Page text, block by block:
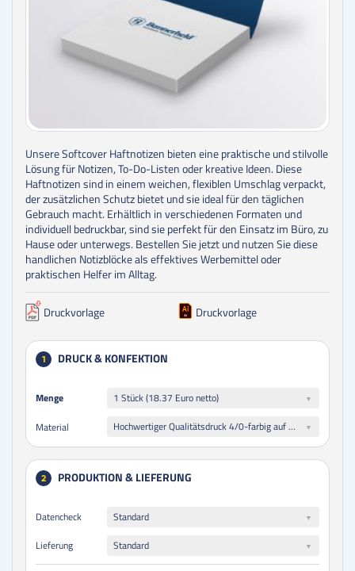
Unsere Softcover Haftnotizen bieten eine praktische und stilvolle
Lösung für Notizen, To-Do-Listen oder kreative Ideen. Diese
Haftnotizen sind in einem weichen, flexiblen Umschlag verpackt,
der zusätzlichen Schutz bietet und sie ideal für den täglichen
Gebrauch macht. Erhältlich in verschiedenen Formaten und
individuell bedruckbar, sind sie perfekt für den Einsatz im Büro, zu
Hause oder unterwegs. Bestellen Sie jetzt und nutzen Sie diese
handlichen Notizblöcke als effektives Werbemittel oder
praktischen Helfer im Alltag.
Druckvorlage Druckvorlage
1 DRUCK & KONFEKTION
Menge 1 Stück (18.37 Euro netto)
Menge
Material Hochwertiger Qualitätsdruck 4/0-farbig auf 300 g/m² Softcover-Kartonumschlag
2 PRODUKTION & LIEFERUNG
Datencheck
Standard
Lieferung
Standard